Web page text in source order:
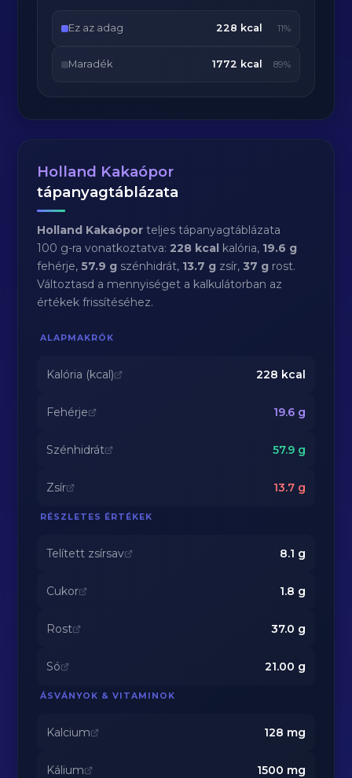
Ez az adag 228 kcal 11%
Maradék 1772 kcal 89%
Holland Kakaópor
tápanyagtáblázata
Holland Kakaópor teljes tápanyagtáblázata
100 g-ra vonatkoztatva:228 kcal kalória, 19.6 g
fehérje,57.9 g szénhidrát, 13.7 g zsír,37 g rost.
Változtasd a mennyiséget a kalkulátorban az
értékek frissítéséhez.
ALAPMAKRÓK
Kalória (kcal) 228 kcal
Fehérje 19.6g
Szénhidrát 57.9g
Zsír 13.7g
RÉSZLETES ÉRTÉKEK
Telített zsírsav 8.1 g
Cukor 1.8 g
Rost 37.0 g
Só 21.00 g
ÁSVÁNYOK & VITAMINOK
Kalcium 128 mg
Kálium 1500 mg